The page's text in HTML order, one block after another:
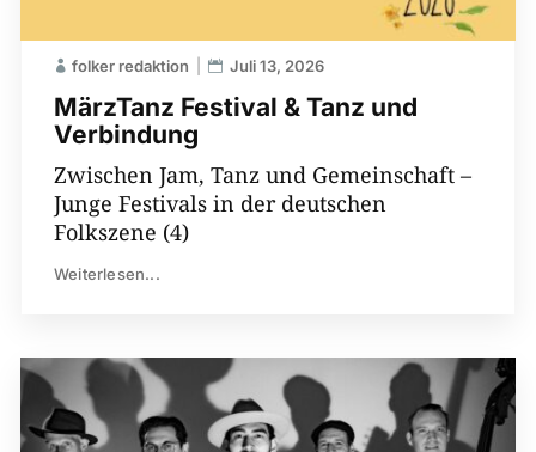
MärzTanz Festival & Tanz und
Verbindung
folker redaktion Juli 13, 2026
Zwischen Jam, Tanz und Gemeinschaft –
Junge Festivals in der deutschen
Folkszene (4)
Weiterlesen...